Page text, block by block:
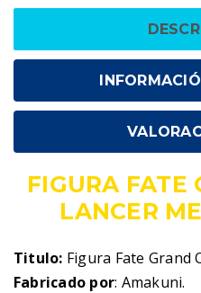
FIGURA FATE
LANCER
Titulo: Figura Fate Grand
Fabricado por: Amakuni.